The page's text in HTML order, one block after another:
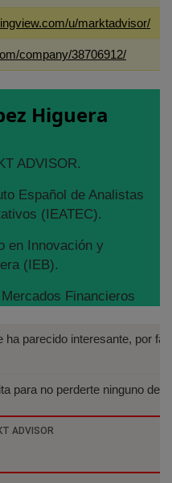
u/marktadvisor/
company/38706912/
Higuera
ADVISOR.
Español de Analistas
(IEATEC).
en Innovación y
(IEB).
Financieros
(MIFID II):
portal/Titulos-
por la Universidad
parecido interesante, por
para no perderte ninguno de